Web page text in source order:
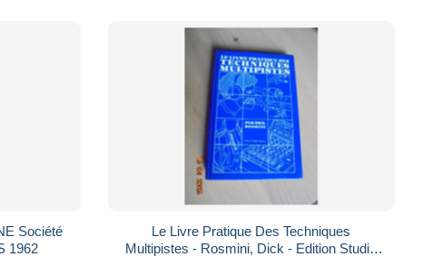
des Editions RADIO . PARIS 1962
Le Livre Pratique Des Techniques
Multipistes - Rosmini, Dick - Edition Studio